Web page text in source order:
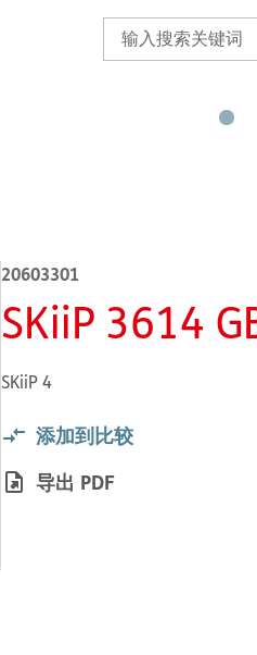
20603301
SKiiP 3614
SKiiP 4
添加到比较
导出 PDF